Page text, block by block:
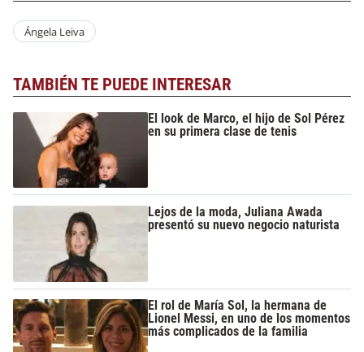
Ángela Leiva
TAMBIÉN TE PUEDE INTERESAR
El look de Marco, el hijo de Sol Pérez
en su primera clase de tenis
Lejos de la moda, Juliana Awada
presentó su nuevo negocio naturista
El rol de María Sol, la hermana de
Lionel Messi, en uno de los momentos
más complicados de la familia